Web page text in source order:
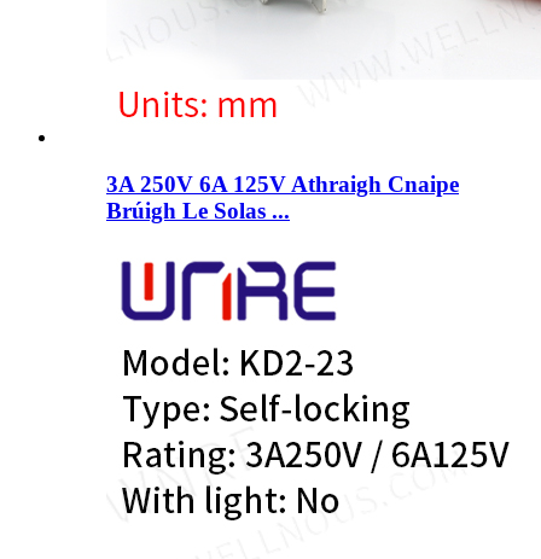
3A 250V 6A 125V Athraigh Cnaipe
Brúigh Le Solas ...